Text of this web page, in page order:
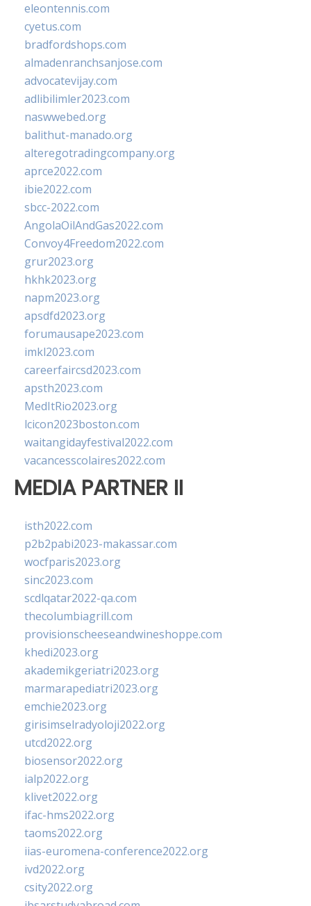
eleontennis.com
cyetus.com
bradfordshops.com
almadenranchsanjose.com
advocatevijay.com
adlibilimler2023.com
naswwebed.org
balithut-manado.org
alteregotradingcompany.org
aprce2022.com
ibie2022.com
sbcc-2022.com
AngolaOilAndGas2022.com
Convoy4Freedom2022.com
grur2023.org
hkhk2023.org
napm2023.org
apsdfd2023.org
forumausape2023.com
imkl2023.com
careerfaircsd2023.com
apsth2023.com
MedItRio2023.org
lcicon2023boston.com
waitangidayfestival2022.com
vacancesscolaires2022.com
MEDIA PARTNER II
isth2022.com
p2b2pabi2023-makassar.com
wocfparis2023.org
sinc2023.com
scdlqatar2022-qa.com
thecolumbiagrill.com
provisionscheeseandwineshoppe.com
khedi2023.org
akademikgeriatri2023.org
marmarapediatri2023.org
emchie2023.org
girisimselradyoloji2022.org
utcd2022.org
biosensor2022.org
ialp2022.org
klivet2022.org
ifac-hms2022.org
taoms2022.org
iias-euromena-conference2022.org
ivd2022.org
csity2022.org